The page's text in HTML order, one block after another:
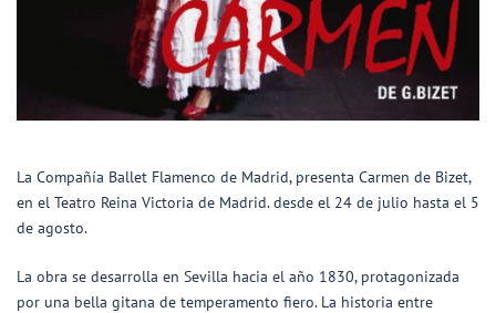
La Compañía Ballet Flamenco de Madrid, presenta Carmen de Bizet,
en el Teatro Reina Victoria de Madrid. desde el 24 de julio hasta el 5
de agosto.
La obra se desarrolla en Sevilla hacia el año 1830, protagonizada
por una bella gitana de temperamento fiero. La historia entre